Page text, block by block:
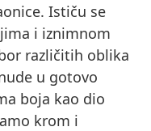
Ističu se
i iznimnom
različitih oblika
u gotovo
boja kao dio
krom i